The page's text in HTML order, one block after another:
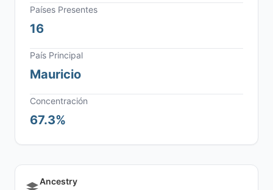
Países Presentes
16
País Principal
Mauricio
Concentración
67.3%
Ancestry